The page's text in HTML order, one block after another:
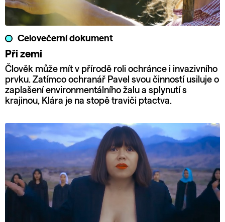
Celovečerní dokument
Při zemi
Člověk může mít v přírodě roli ochránce i invazivního
prvku. Zatímco ochranář Pavel svou činností usiluje o
zaplašení environmentálního žalu a splynutí s
krajinou, Klára je na stopě traviči ptactva.